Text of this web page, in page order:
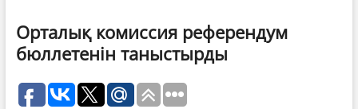
Орталық комиссия референдум
бюллетенін таныстырды